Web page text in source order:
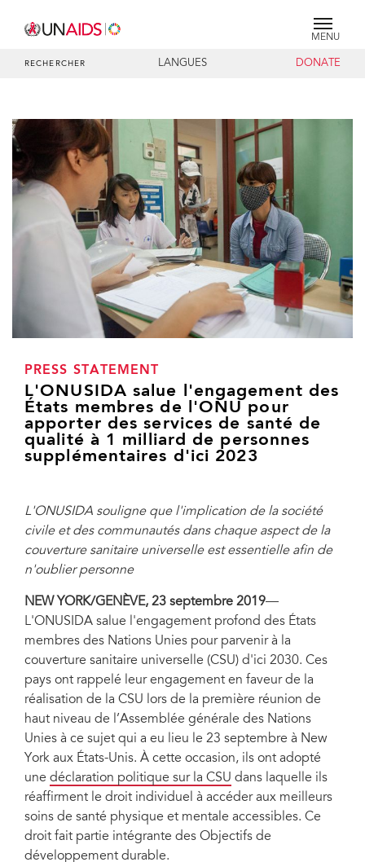
MENU
RECHERCHER LANGUES DONATE
PRESS STATEMENT
L'ONUSIDA salue l'engagement des
États membres de l'ONU pour
apporter des services de santé de
qualité à 1 milliard de personnes
supplémentaires d'ici 2023
L'ONUSIDA souligne que l'implication de la société
civile et des communautés dans chaque aspect de la
couverture sanitaire universelle est essentielle afin de
n'oublier personne
NEW YORK/GENÈVE, 23 septembre 2019—
L'ONUSIDA salue l'engagement profond des États
membres des Nations Unies pour parvenir à la
couverture sanitaire universelle (CSU) d'ici 2030. Ces
pays ont rappelé leur engagement en faveur de la
réalisation de la CSU lors de la première réunion de
haut niveau de l’Assemblée générale des Nations
Unies à ce sujet qui a eu lieu le 23 septembre à New
York aux États-Unis. À cette occasion, ils ont adopté
une déclaration politique sur la CSU dans laquelle ils
réaffirment le droit individuel à accéder aux meilleurs
soins de santé physique et mentale accessibles. Ce
droit fait partie intégrante des Objectifs de
développement durable.